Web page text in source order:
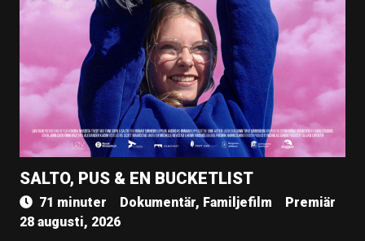
SALTO, PUS & EN BUCKETLIST
71 minuter Dokumentär, Familjefilm
Premiär
28 augusti, 2026